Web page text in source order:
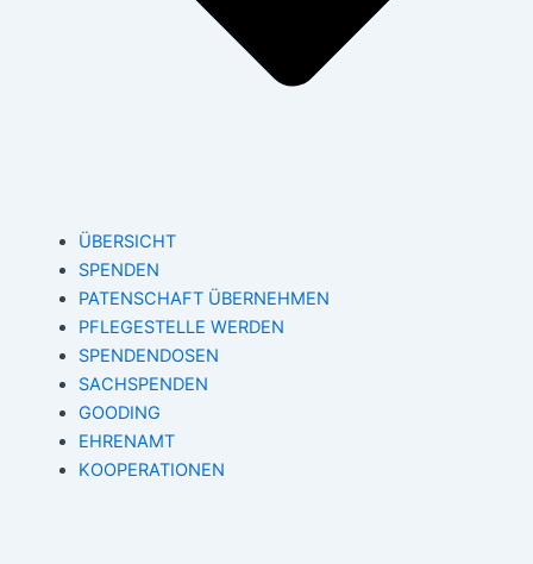
ÜBERSICHT
SPENDEN
PATENSCHAFT ÜBERNEHMEN
PFLEGESTELLE WERDEN
SPENDENDOSEN
SACHSPENDEN
GOODING
EHRENAMT
KOOPERATIONEN